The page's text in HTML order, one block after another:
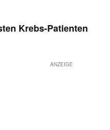
Krebs-Patienten
ANZEIGE